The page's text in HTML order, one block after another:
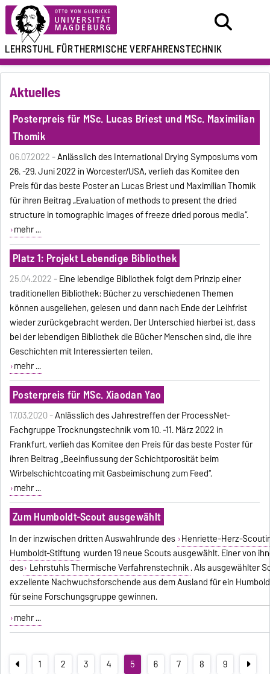
LEHRSTUHL FÜRTHERMISCHE VERFAHRENSTECHNIK
Aktuelles
Posterpreis für MSc. Lucas Briest und MSc. Maximilian
Thomik
06.07.2022 -Anlässlich des International Drying Symposiums vom
26. -29. Juni 2022 in Worcester/USA, verlieh das Komitee den
Preis für das beste Poster an Lucas Briest und Maximilian Thomik
für ihren Beitrag „Evaluation of methods to present the dried
structure in tomographic images of freeze dried porous media“.
mehr ...
Platz 1: Projekt Lebendige Bibliothek
25.04.2022 -Eine lebendige Bibliothek folgt dem Prinzip einer
traditionellen Bibliothek: Bücher zu verschiedenen Themen
können ausgeliehen, gelesen und dann nach Ende der Leihfrist
wieder zurückgebracht werden. Der Unterschied hierbei ist, dass
bei der lebendigen Bibliothek die Bücher Menschen sind, die ihre
Geschichten mit Interessierten teilen.
mehr ...
Posterpreis für MSc. Xiaodan Yao
17.03.2020 -Anlässlich des Jahrestreffen der ProcessNet-
Fachgruppe Trocknungstechnik vom 10. -11. März 2022 in
Frankfurt, verlieh das Komitee den Preis für das beste Poster für
ihren Beitrag „Beeinflussung der Schichtporosität beim
Wirbelschichtcoating mit Gasbeimischung zum Feed“.
mehr ...
Zum Humboldt-Scout ausgewählt
In der inzwischen dritten Auswahlrunde des Henriette-Herz-
Humboldt-Stiftung wurden 19 neue Scouts ausgewählt. Einer von
des Lehrstuhls Thermische Verfahrenstechnik. Als ausgewählter
exzellente Nachwuchsforschende aus dem Ausland für ein
für seine Forschungsgruppe gewinnen.
mehr ...
1 2 3 4 5 6 7 8 9